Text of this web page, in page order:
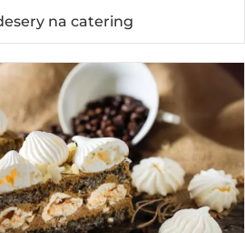
na catering